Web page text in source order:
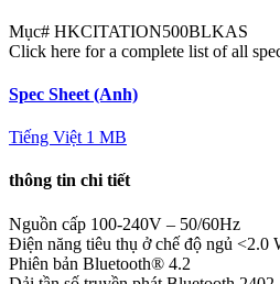
Mục# HKCITATION500BLKAS
Click here for a complete list of all
Spec Sheet (Anh)
Tiếng Việt 1 MB
thông tin chi tiết
Nguồn cấp 100-240V – 50/60Hz
Điện năng tiêu thụ ở chế độ ngủ <2.0
Phiên bản Bluetooth® 4.2